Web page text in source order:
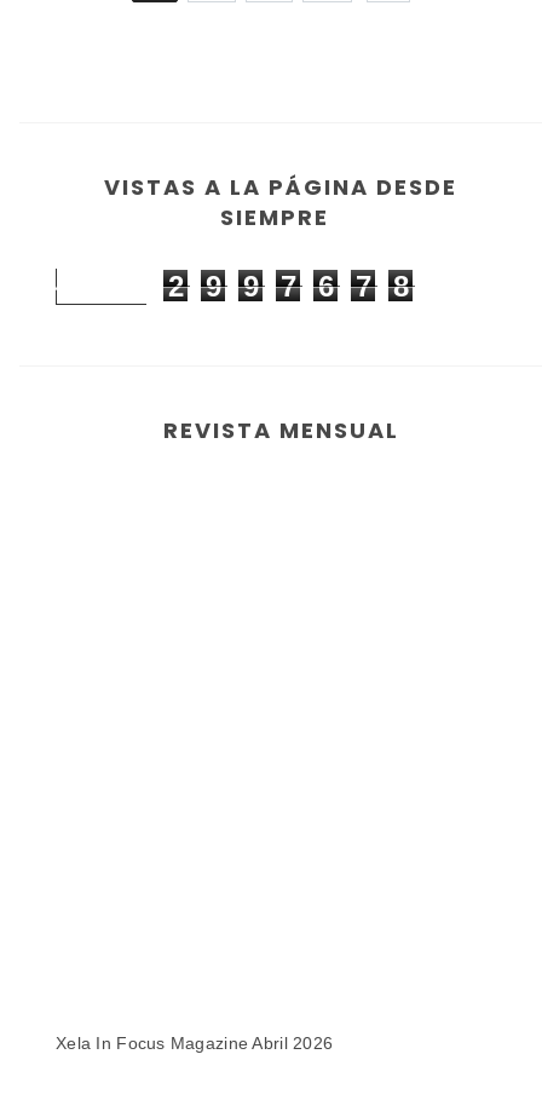
VISTAS A LA PÁGINA DESDE
SIEMPRE
2 9 9 7 6 7 8
REVISTA MENSUAL
Xela In Focus Magazine Abril 2026